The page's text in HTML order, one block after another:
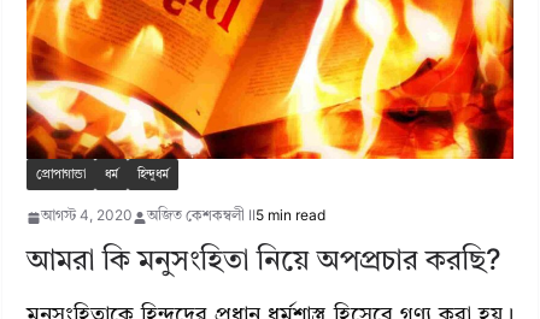
প্রোপাগান্ডা ধর্ম হিন্দুধর্ম
আগস্ট 4, 2020 অজিত কেশকম্বলী II 5 min read
আমরা কি মনুসংহিতা নিয়ে অপপ্রচার করছি?